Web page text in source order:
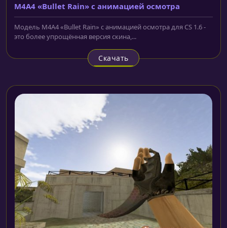
M4A4 «Bullet Rain» с анимацией осмотра
Модель M4A4 «Bullet Rain» с анимацией осмотра для CS 1.6 -
это более упрощённая версия скина,...
Скачать